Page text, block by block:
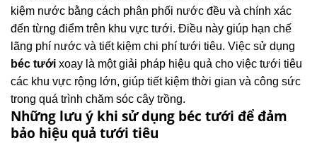
kiệm nước bằng cách phân phối nước đều và chính xác
đến từng điểm trên khu vực tưới. Điều này giúp hạn chế
lãng phí nước và tiết kiệm chi phí tưới tiêu. Việc sử dụng
béc tưới xoay là một giải pháp hiệu quả cho việc tưới tiêu
các khu vực rộng lớn, giúp tiết kiệm thời gian và công sức
trong quá trình chăm sóc cây trồng.
Những lưu ý khi sử dụng béc tưới để đảm
bảo hiệu quả tưới tiêu